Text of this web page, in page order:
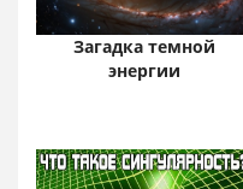
Загадка темной
энергии